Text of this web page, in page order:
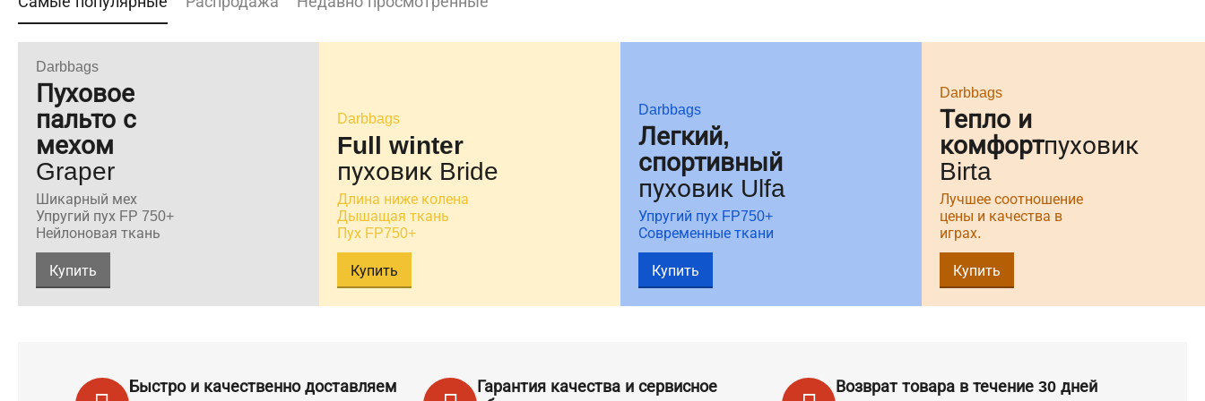
Darbbags
Пуховое
пальто с
мехом
Graper
Шикарный мех
Упругий пух FP 750+
Нейлоновая ткань
Купить
Darbbags
Full winter
пуховик Bride
Длина ниже колена
Дышащая ткань
Пух FP750+
Купить
Darbbags
Легкий,
спортивный
пуховик Ulfa
Упругий пух FP750+
Современные ткани
Купить
Darbbags
Тепло и
комфортпуховик
Birta
Лучшее соотношение
цены и качества в
играх.
Купить
Быстро и качественно доставляем
Гарантия качества и сервисное
Возврат товара в течение 30 дней